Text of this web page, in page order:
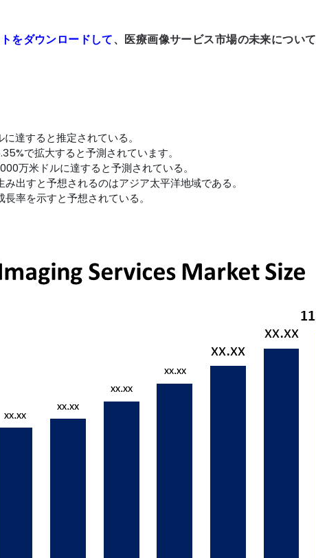
をダウンロードして、医療画像サービス市場の未来につい
達すると推定されている。
で拡大すると予測されています。
万米ドルに達すると予測されている。
出すと予想されるのはアジア太平洋地域である。
率を示すと予想されている。